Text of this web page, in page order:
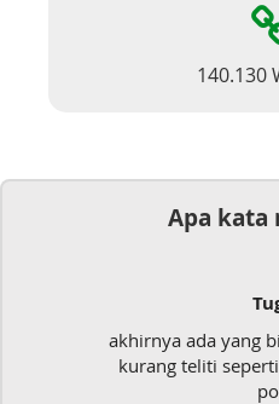
140.130
Apa kata
akhirnya ada yang
kurang teliti seperti